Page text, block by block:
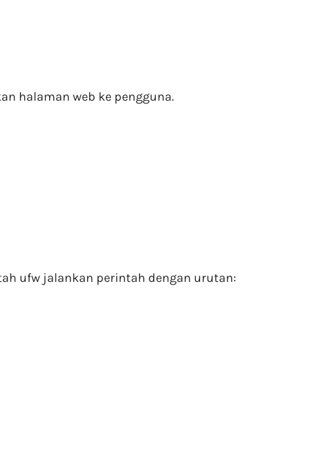
halaman web ke pengguna.
ufw jalankan perintah dengan urutan: